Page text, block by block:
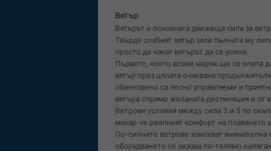
Вятър
Вятърът е основната движеща сила за
Твърде слабият вятър (или пълната му
просто да чакат вятърът да се усили.
Първото, което всеки моряк ще се опита
вятър през цялата очаквана
обикновено са лесно управляеми и
вятъра спрямо желаната дестинация и от
Ветрови условия между сила 3 и 5 по
макар че реалният комфорт на
По-силните ветрове изискват
оборудването се оказва по-голямо